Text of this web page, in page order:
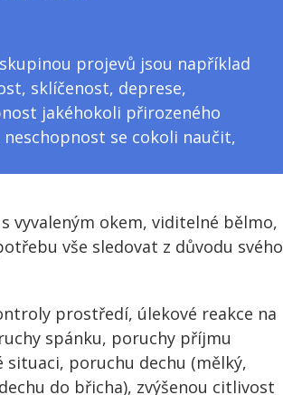
projevů jsou například
sklíčenost, deprese,
jakéhokoli přirozeného
neschopnost se cokoli naučit,
vyvaleným okem, viditelné bělmo,
vše sledovat z důvodu svého
prostředí, úlekové reakce na
spánku, poruchy příjmu
poruchu dechu (mělký,
do břicha), zvýšenou citlivost